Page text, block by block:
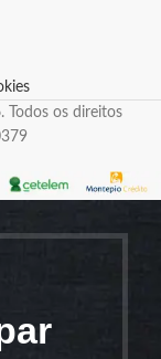
Todos os direitos